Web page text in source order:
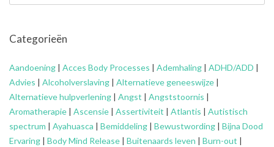
Categorieën
Aandoening | Acces Body Processes | Ademhaling | ADHD/ADD |
Advies | Alcoholverslaving | Alternatieve geneeswijze |
Alternatieve hulpverlening | Angst | Angststoornis |
Aromatherapie | Ascensie | Assertiviteit | Atlantis | Autistisch
spectrum | Ayahuasca | Bemiddeling | Bewustwording | Bijna Dood
Ervaring | Body Mind Release | Buitenaards leven | Burn-out |